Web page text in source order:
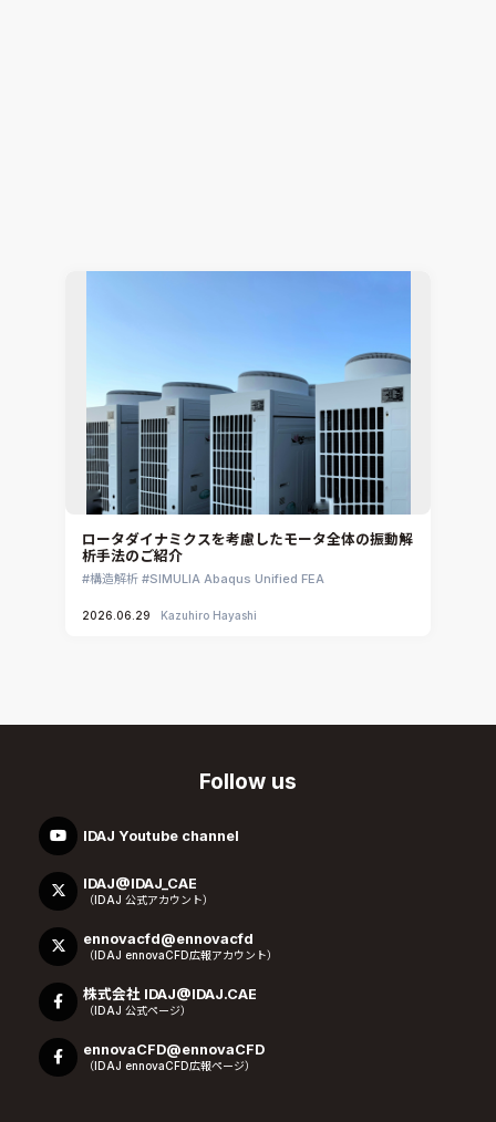
ロータダイナミクスを考慮したモータ全体の振動解
析手法のご紹介
構造解析 SIMULIA Abaqus Unified FEA
2026.06.29 Kazuhiro Hayashi
Follow us
IDAJ Youtube channel
IDAJ@IDAJ_CAE
（IDAJ 公式アカウント）
ennovacfd@ennovacfd
（IDAJ ennovaCFD広報アカウント）
株式会社 IDAJ@IDAJ.CAE
（IDAJ 公式ページ）
ennovaCFD@ennovaCFD
（IDAJ ennovaCFD広報ページ）